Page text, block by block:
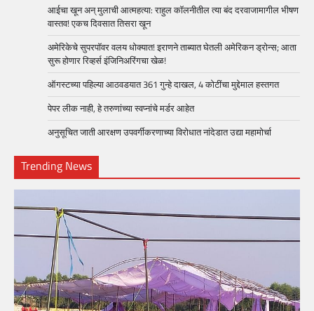
आईचा खून अन् मुलाची आत्महत्या: राहुल कॉलनीतील त्या बंद दरवाजामागील भीषण
वास्तव! एकच दिवसात तिसरा खून
अमेरिकेचे सुपरपॉवर वलय धोक्यात! इराणने ताब्यात घेतली अमेरिकन ड्रोन्स; आता
सुरू होणार रिव्हर्स इंजिनिअरिंगचा खेळ!
ऑगस्टच्या पहिल्या आठवडयात 361 गुन्हे दाखल, 4 कोटींचा मुद्देमाल हस्तगत
पेपर लीक नाही, हे तरुणांच्या स्वप्नांचे मर्डर आहेत
अनुसूचित जाती आरक्षण उपवर्गीकरणाच्या विरोधात नांदेडात उद्या महामोर्चा
Trending News